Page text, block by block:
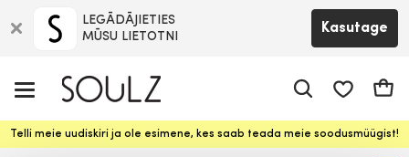
LEGĀDĀJIETIES
MŪSU LIETOTNI
Kasutage
Telli meie uudiskiri ja ole esimene, kes saab teada meie soodusmüügist!